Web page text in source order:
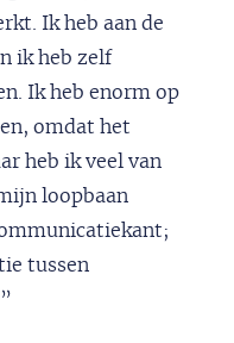
Ik heb aan de
ik heb zelf
Ik heb enorm op
omdat het
heb ik veel van
loopbaan
tussen